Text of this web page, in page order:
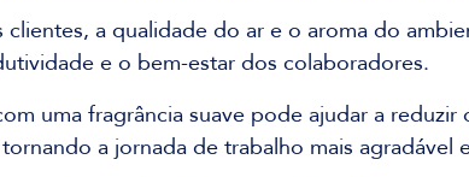
a qualidade do ar e o aroma do
e o bem-estar dos colaboradores.
uma fragrância suave pode ajudar a reduzir
a jornada de trabalho mais agradável